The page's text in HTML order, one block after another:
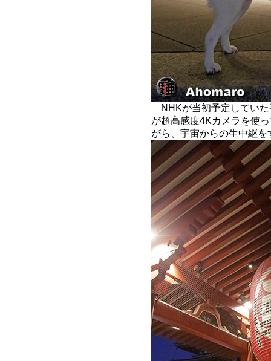
NHKが当初予定していた
が超高感度4Kカメラを使
がら、宇宙からの生中継